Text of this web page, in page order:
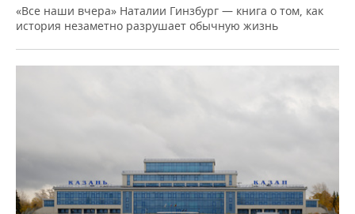
«Все наши вчера» Наталии Гинзбург — книга о том, как
история незаметно разрушает обычную жизнь